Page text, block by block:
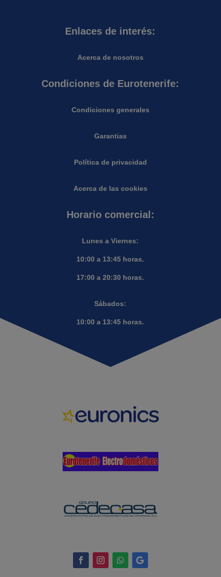
Enlaces de interés:
Acerca de nosotros
Condiciones de Eurotenerife:
Condiciones generales
Garantias
Política de privacidad
Acerca de las cookies
Horario comercial:
Lunes a Viernes:
10:00 a 13:45 horas.
17:00 a 20:30 horas.
Sábados:
10:00 a 13:45 horas.